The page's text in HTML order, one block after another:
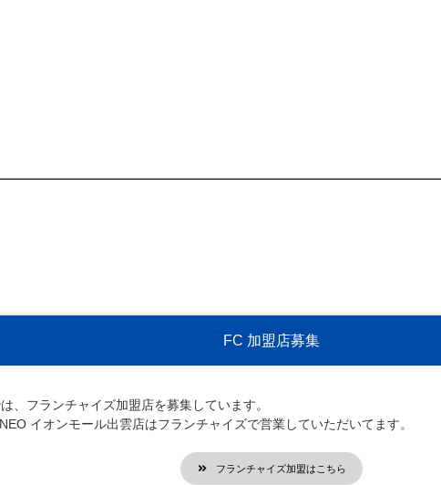
FC 加盟店募集
、フランチャイズ加盟店を募集しています。
イオンモール出雲店はフランチャイズで営業していただいてます。
フランチャイズ加盟はこちら